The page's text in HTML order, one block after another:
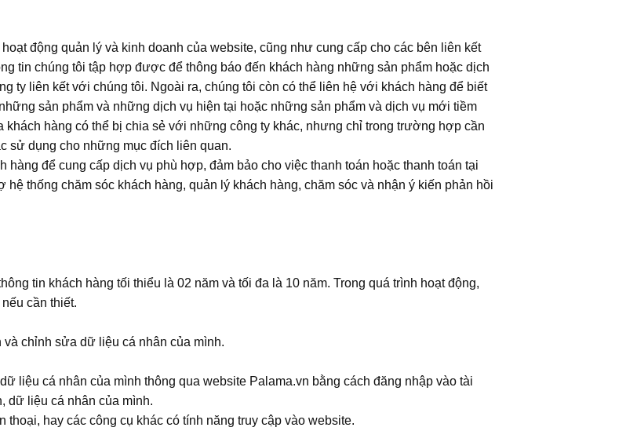
động quản lý và kinh doanh của website, cũng như cung cấp cho các bên liên kết
tin chúng tôi tập hợp được để thông báo đến khách hàng những sản phẩm hoặc dịch
ty liên kết với chúng tôi. Ngoài ra, chúng tôi còn có thể liên hệ với khách hàng để biết
sản phẩm và những dịch vụ hiện tại hoặc những sản phẩm và dịch vụ mới tiềm
khách hàng có thể bị chia sẻ với những công ty khác, nhưng chỉ trong trường hợp cần
sử dụng cho những mục đích liên quan.
hàng để cung cấp dịch vụ phù hợp, đảm bảo cho việc thanh toán hoặc thanh toán tại
thống chăm sóc khách hàng, quản lý khách hàng, chăm sóc và nhận ý kiến phản hồi
tin khách hàng tối thiểu là 02 năm và tối đa là 10 năm. Trong quá trình hoạt động,
cần thiết.
chỉnh sửa dữ liệu cá nhân của mình.
liệu cá nhân của mình thông qua website Palama.vn bằng cách đăng nhập vào tài
dữ liệu cá nhân của mình.
hay các công cụ khác có tính năng truy cập vào website.